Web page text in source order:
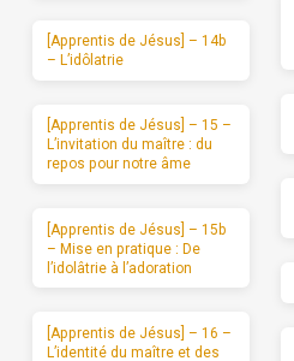
[Apprentis de Jésus] – 14b
– L’idôlatrie
[Apprentis de Jésus] – 15 –
L’invitation du maître : du
repos pour notre âme
[Apprentis de Jésus] – 15b
– Mise en pratique : De
l’idolâtrie à l’adoration
[Apprentis de Jésus] – 16 –
L’identité du maître et des